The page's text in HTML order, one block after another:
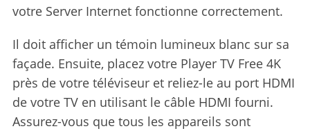
votre Server Internet fonctionne correctement.
Il doit afficher un témoin lumineux blanc sur sa
façade. Ensuite, placez votre Player TV Free 4K
près de votre téléviseur et reliez-le au port HDMI
de votre TV en utilisant le câble HDMI fourni.
Assurez-vous que tous les appareils sont